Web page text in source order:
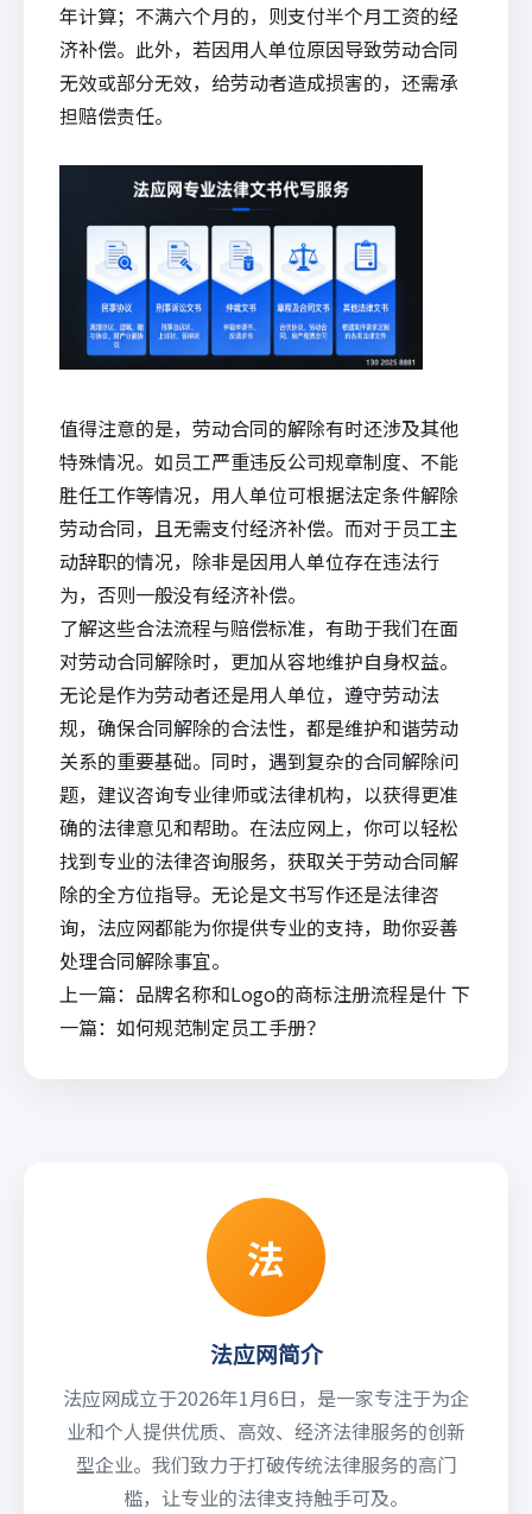
年计算；不满六个月的，则支付半个月工资的经
济补偿。此外，若因用人单位原因导致劳动合同
无效或部分无效，给劳动者造成损害的，还需承
担赔偿责任。
值得注意的是，劳动合同的解除有时还涉及其他
特殊情况。如员工严重违反公司规章制度、不能
胜任工作等情况，用人单位可根据法定条件解除
劳动合同，且无需支付经济补偿。而对于员工主
动辞职的情况，除非是因用人单位存在违法行
为，否则一般没有经济补偿。
了解这些合法流程与赔偿标准，有助于我们在面
对劳动合同解除时，更加从容地维护自身权益。
无论是作为劳动者还是用人单位，遵守劳动法
规，确保合同解除的合法性，都是维护和谐劳动
关系的重要基础。同时，遇到复杂的合同解除问
题，建议咨询专业律师或法律机构，以获得更准
确的法律意见和帮助。在法应网上，你可以轻松
找到专业的法律咨询服务，获取关于劳动合同解
除的全方位指导。无论是文书写作还是法律咨
询， 法应网都能为你提供专业的支持，助你妥善
处理合同解除事宜。
上一篇： 品牌名称和Logo的商标注册流程是什下
一篇： 如何规范制定员工手册？
法
法应网简介
法应网成立于2026年1月6日，是一家专注于为企
业和个人提供优质、高效、经济法律服务的创新
型企业。我们致力于打破传统法律服务的高门
槛，让专业的法律支持触手可及。